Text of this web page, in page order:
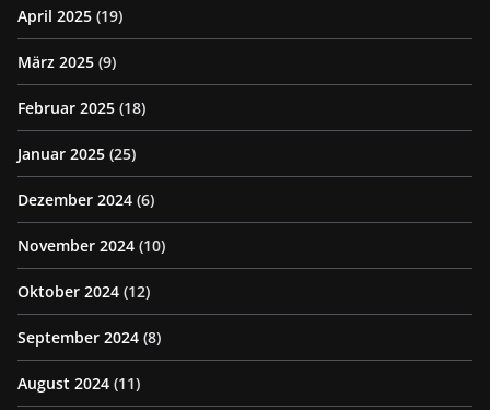
April 2025 (19)
März 2025 (9)
Februar 2025 (18)
Januar 2025 (25)
Dezember 2024 (6)
November 2024 (10)
Oktober 2024 (12)
September 2024 (8)
August 2024 (11)